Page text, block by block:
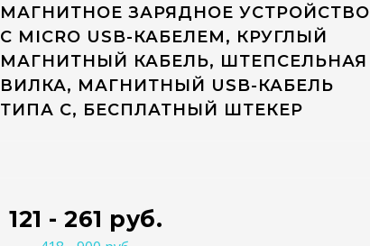
МАГНИТНОЕ ЗАРЯДНОЕ УСТРОЙСТВО
С MICRO USB-КАБЕЛЕМ, КРУГЛЫЙ
МАГНИТНЫЙ КАБЕЛЬ, ШТЕПСЕЛЬНАЯ
ВИЛКА, МАГНИТНЫЙ USB-КАБЕЛЬ
ТИПА C, БЕСПЛАТНЫЙ ШТЕКЕР
121 - 261 руб.